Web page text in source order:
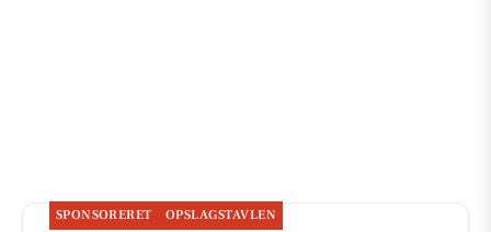
SPONSORERET OPSLAGSTAVLEN